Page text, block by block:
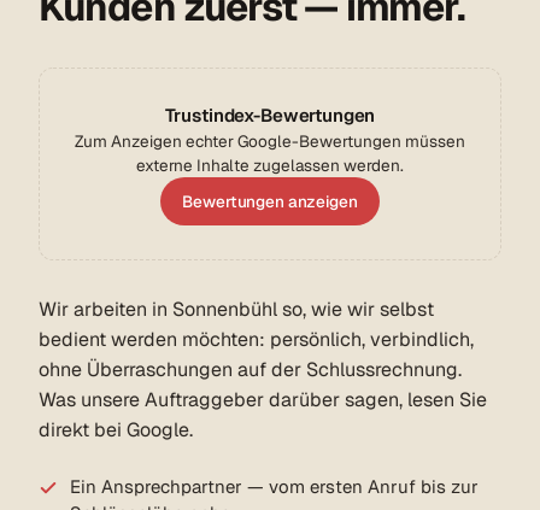
Trustindex-Bewertungen
Zum Anzeigen echter Google-Bewertungen müssen
externe Inhalte zugelassen werden.
Bewertungen anzeigen
Wir arbeiten in Sonnenbühl so, wie wir selbst
bedient werden möchten: persönlich, verbindlich,
ohne Überraschungen auf der Schlussrechnung.
Was unsere Auftraggeber darüber sagen, lesen Sie
direkt bei Google.
Ein Ansprechpartner — vom ersten Anruf bis zur